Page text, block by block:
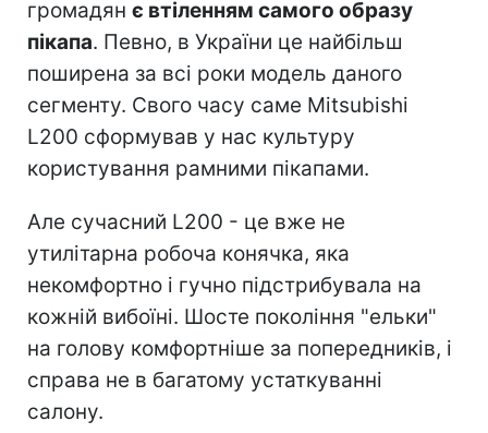
громадян є втіленням самого образу
пікапа. Певно, в України це найбільш
поширена за всі роки модель даного
сегменту. Свого часу саме Mitsubishi
L200 сформував у нас культуру
користування рамними пікапами.
Але сучасний L200 - це вже не
утилітарна робоча конячка, яка
некомфортно і гучно підстрибувала на
кожній вибоїні. Шосте покоління "ельки"
на голову комфортніше за попередників, і
справа не в багатому устаткуванні
салону.